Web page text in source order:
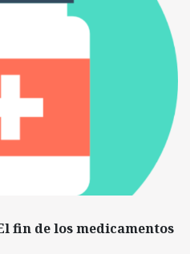
fin de los medicamentos